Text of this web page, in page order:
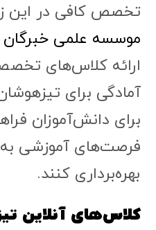
تخصص کافی در این
موسسه علمی خبرگان
ارائه کلاس‌های
آمادگی برای
برای دانش‌آموزان
فرصت‌های آموزشی به
بهره‌برداری کنند.
کلاس‌های آنلاین